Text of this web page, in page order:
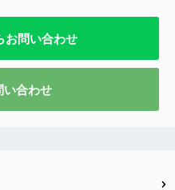
お問い合わせ
い合わせ